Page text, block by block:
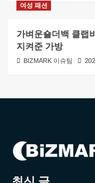
여성 패션
가벼운숄더백 클랩
지켜준 가방
BIZMARK 이슈팀